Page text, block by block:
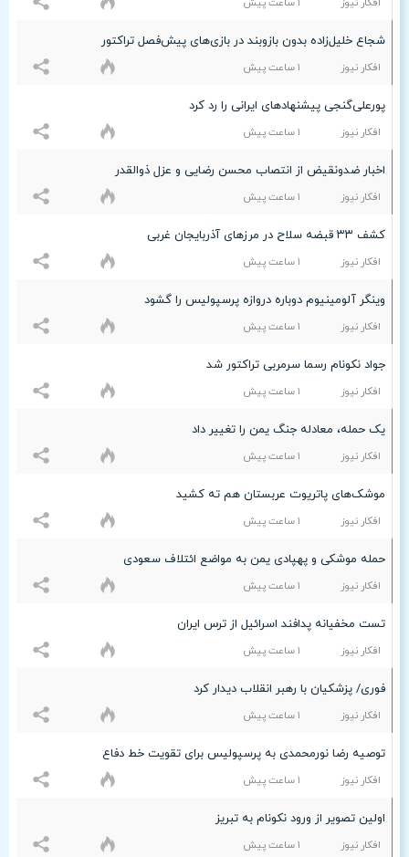
افکار نیوز ۱ ساعت پيش
شجاع خلیل‌زاده بدون بازوبند در بازی‌های پیش‌فصل تراکتور
افکار نیوز ۱ ساعت پيش
پورعلی‌گنجی پیشنهادهای ایرانی را رد کرد
افکار نیوز ۱ ساعت پيش
اخبار ضدونقیض از انتصاب محسن رضایی و عزل ذوالقدر
افکار نیوز ۱ ساعت پيش
کشف ۳۳ قبضه سلاح در مرزهای آذربایجان غربی
افکار نیوز ۱ ساعت پيش
وینگر آلومینیوم دوباره دروازه پرسپولیس را گشود
افکار نیوز ۱ ساعت پيش
جواد نکونام رسما سرمربی تراکتور شد
افکار نیوز ۱ ساعت پيش
یک حمله، معادله جنگ یمن را تغییر داد
افکار نیوز ۱ ساعت پيش
موشک‌های پاتریوت عربستان هم ته‌ کشید
افکار نیوز ۱ ساعت پيش
حمله موشکی و پهپادی یمن به مواضع ائتلاف سعودی
افکار نیوز ۱ ساعت پيش
تست مخفیانه پدافند اسرائیل از ترس ایران
افکار نیوز ۱ ساعت پيش
فوری/ پزشکیان با رهبر انقلاب دیدار کرد
افکار نیوز ۱ ساعت پيش
توصیه رضا نورمحمدی به پرسپولیس برای تقویت خط دفاع
افکار نیوز ۱ ساعت پيش
اولین تصویر از ورود نکونام به تبریز
افکار نیوز ۱ ساعت پيش